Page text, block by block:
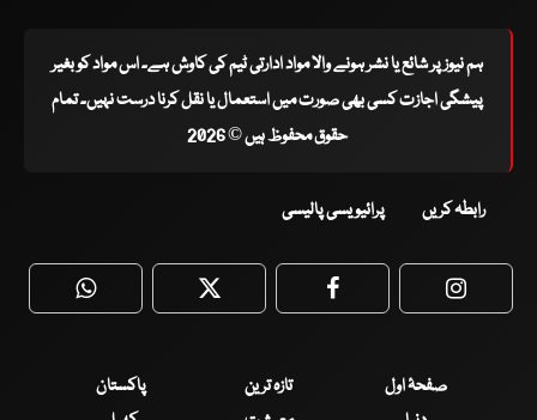
ہم نیوز پر شائع یا نشر ہونے والا مواد ادارتی ٹیم کی کاوش ہے۔ اس مواد کو بغیر
پیشگی اجازت کسی بھی صورت میں استعمال یا نقل کرنا درست نہیں۔ تمام
حقوق محفوظ ہیں © 2026
رابطہ کریں پرائیویسی پالیسی
WhatsApp Twitter Facebook
صفحۂ اول تازہ ترین
پاکستان